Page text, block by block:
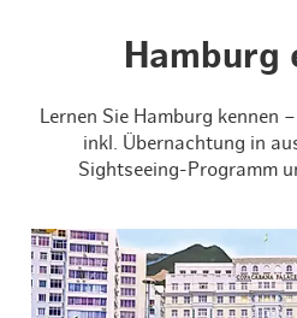
Hamburg
Lernen Sie Hamburg kennen
inkl. Übernachtung in
Sightseeing-Programm